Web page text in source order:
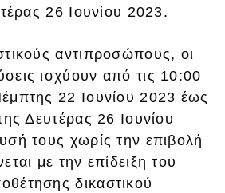
26 Ιουνίου 2023.
αντιπροσώπους, οι
ισχύουν από τις 10:00
22 Ιουνίου 2023 έως
Δευτέρας 26 Ιουνίου
τους χωρίς την επιβολή
με την επίδειξη του
δικαστικού